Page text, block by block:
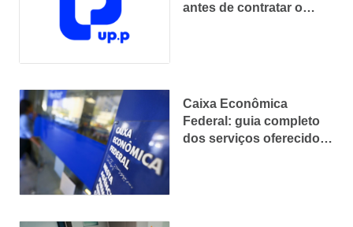
antes de contratar o
Caixa Econômica
Federal: guia completo
dos serviços oferecidos